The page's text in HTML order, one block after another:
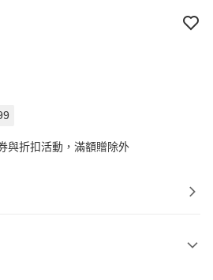
與折扣活動，滿額贈除外